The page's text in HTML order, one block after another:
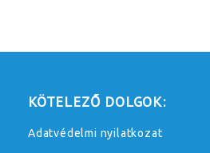
KÖTELEZŐ DOLGOK:
Adatvédelmi nyilatkozat